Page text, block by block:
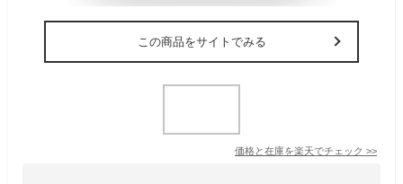
この商品をサイトでみる
価格と在庫を楽天でチェック >>